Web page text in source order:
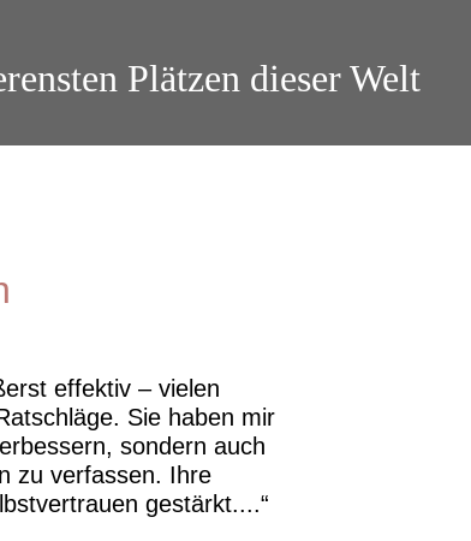
Plätzen dieser Welt
effektiv – vielen
Sie haben mir
sondern auch
zu verfassen. Ihre
gestärkt....